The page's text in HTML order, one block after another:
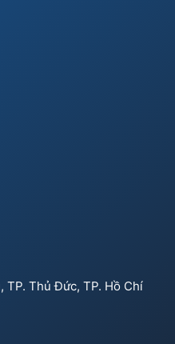
TP. Thủ Đức, TP. Hồ Chí